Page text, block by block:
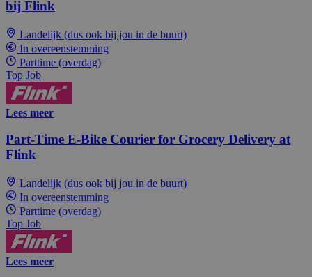
bij Flink
Landelijk (dus ook bij jou in de buurt)
In overeenstemming
Parttime (overdag)
Top Job
Lees meer
Part-Time E-Bike Courier for Grocery Delivery at
Flink
Landelijk (dus ook bij jou in de buurt)
In overeenstemming
Parttime (overdag)
Top Job
Lees meer